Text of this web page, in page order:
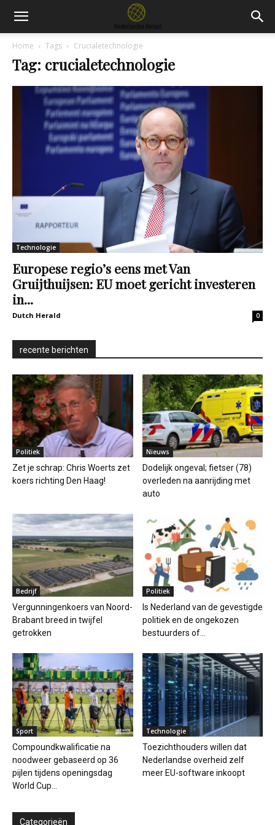
Home Tags Crucialetechnologie
Tag: crucialetechnologie
Technologie
Europese regio’s eens met Van
Gruijthuijsen: EU moet gericht investeren
in...
Dutch Herald 0
recente berichten
Politiek
Zet je schrap: Chris Woerts zet
koers richting Den Haag!
Nieuws
Dodelijk ongeval; fietser (78)
overleden na aanrijding met
auto
Bedrijf
Vergunningenkoers van Noord-
Brabant breed in twijfel
getrokken
Politiek
Is Nederland van de gevestigde
politiek en de ongekozen
bestuurders of...
Sport
Compoundkwalificatie na
noodweer gebaseerd op 36
pijlen tijdens openingsdag
World Cup...
Technologie
Toezichthouders willen dat
Nederlandse overheid zelf
meer EU-software inkoopt
Categorieën